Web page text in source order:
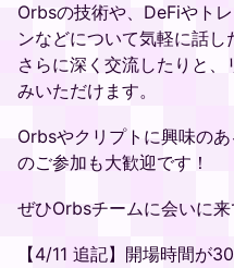
Orbsの技術や、DeFiやト
ンなどについて気軽に話
さらに深く交流したりと
みいただけます。
Orbsやクリプトに興味の
のご参加も大歓迎です！
ぜひOrbsチームに会いに
【4/11 追記】開場時間が